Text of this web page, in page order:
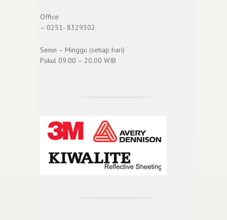
Office
– 0251- 8329302
Senin – Minggu (setiap hari)
Pukul 09.00 – 20.00 WIB